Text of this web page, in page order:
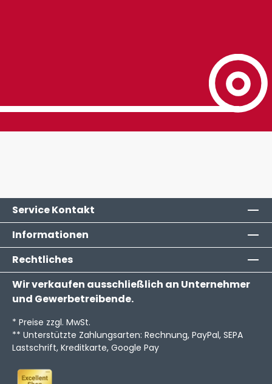
Service Kontakt
Informationen
Rechtliches
Wir verkaufen ausschließlich an Unternehmer
und Gewerbetreibende.
* Preise zzgl. MwSt.
** Unterstützte Zahlungsarten: Rechnung, PayPal, SEPA
Lastschrift, Kreditkarte, Google Pay